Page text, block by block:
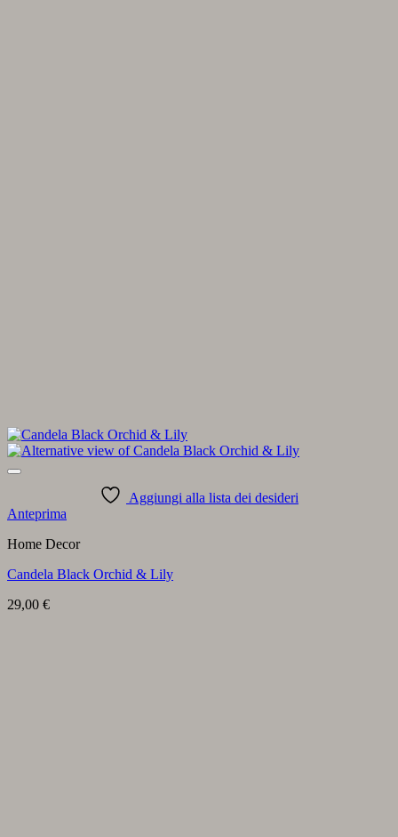
Aggiungi alla lista dei desideri
Anteprima
Home Decor
Candela Black Orchid & Lily
29,00 €